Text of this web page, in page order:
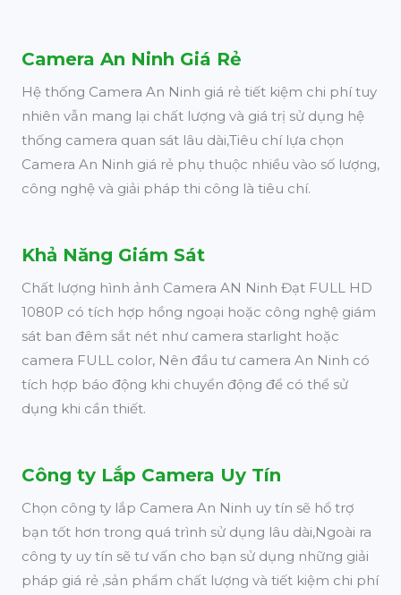
Camera An Ninh Giá Rẻ
Hệ thống Camera An Ninh giá rẻ tiết kiệm chi phí tuy
nhiên vẫn mang lại chất lượng và giá trị sử dụng hệ
thống camera quan sát lâu dài,Tiêu chí lựa chọn
Camera An Ninh giá rẻ phụ thuộc nhiều vào số lượng,
công nghệ và giải pháp thi công là tiêu chí.
Khả Năng Giám Sát
Chất lượng hình ảnh Camera AN Ninh Đạt FULL HD
1080P có tích hợp hồng ngoại hoặc công nghệ giám
sát ban đêm sắt nét như camera starlight hoặc
camera FULL color, Nên đầu tư camera An Ninh có
tích hợp báo động khi chuyển động để có thể sử
dụng khi cần thiết.
Công ty Lắp Camera Uy Tín
Chọn công ty lắp Camera An Ninh uy tín sẽ hổ trợ
bạn tốt hơn trong quá trình sử dụng lâu dài,Ngoài ra
công ty uy tín sẽ tư vấn cho bạn sử dụng những giải
pháp giá rẻ ,sản phẩm chất lượng và tiết kiệm chi phí